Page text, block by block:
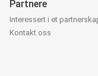
Partnere
Interessert i et
Kontakt oss